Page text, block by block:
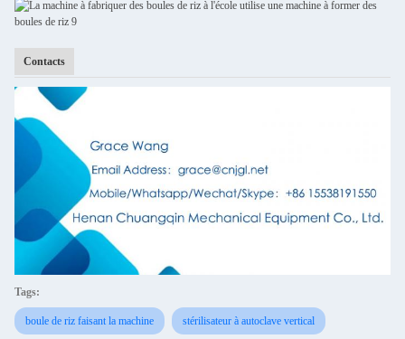
Contacts
Tags:
boule de riz faisant la machine stérilisateur à autoclave vertical